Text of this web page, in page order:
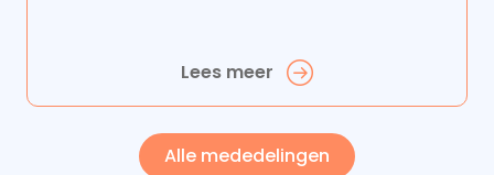
Lees meer
Alle mededelingen